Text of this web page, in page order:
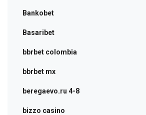
Bankobet
Basaribet
bbrbet colombia
bbrbet mx
beregaevo.ru 4-8
bizzo casino